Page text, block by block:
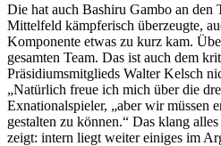
Die hat auch Bashiru Gambo an den
Mittelfeld kämpferisch überzeugte,
Komponente etwas zu kurz kam.
gesamten Team. Das ist auch dem
Präsidiumsmitglieds Walter Kelsch
„Natürlich freue ich mich über die
Exnationalspieler, „aber wir müssen
gestalten zu können.“ Das klang
zeigt: intern liegt weiter einiges im